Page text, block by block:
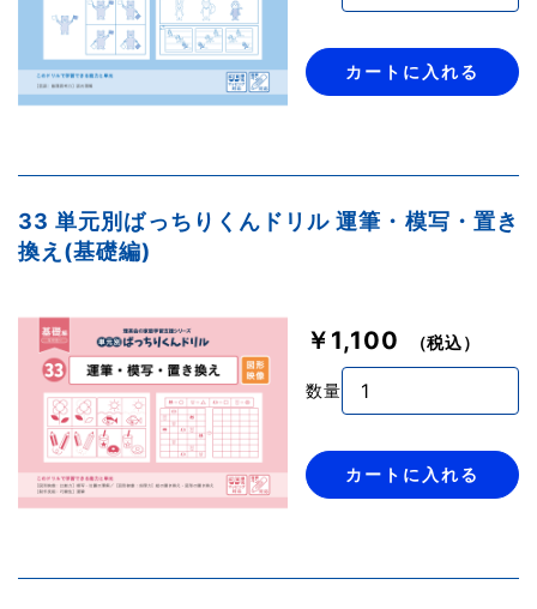
カートに入れる
33 単元別ばっちりくんドリル 運筆・模写・置き
換え(基礎編)
￥1,100 （税込）
数量
カートに入れる